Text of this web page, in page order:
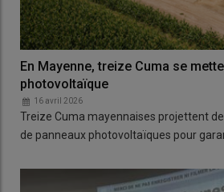
En Mayenne, treize Cuma se
photovoltaïque
16 avril 2026
Treize Cuma mayennaises projettent
de panneaux photovoltaïques pour